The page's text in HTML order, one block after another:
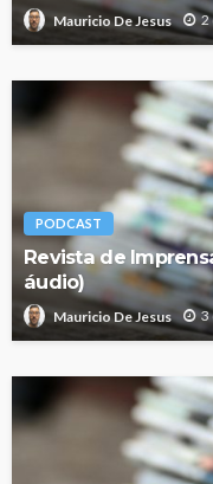
Mauricio De Jesus 2
PODCAST
Revista de
áudio)
Mauricio De Jesus 3